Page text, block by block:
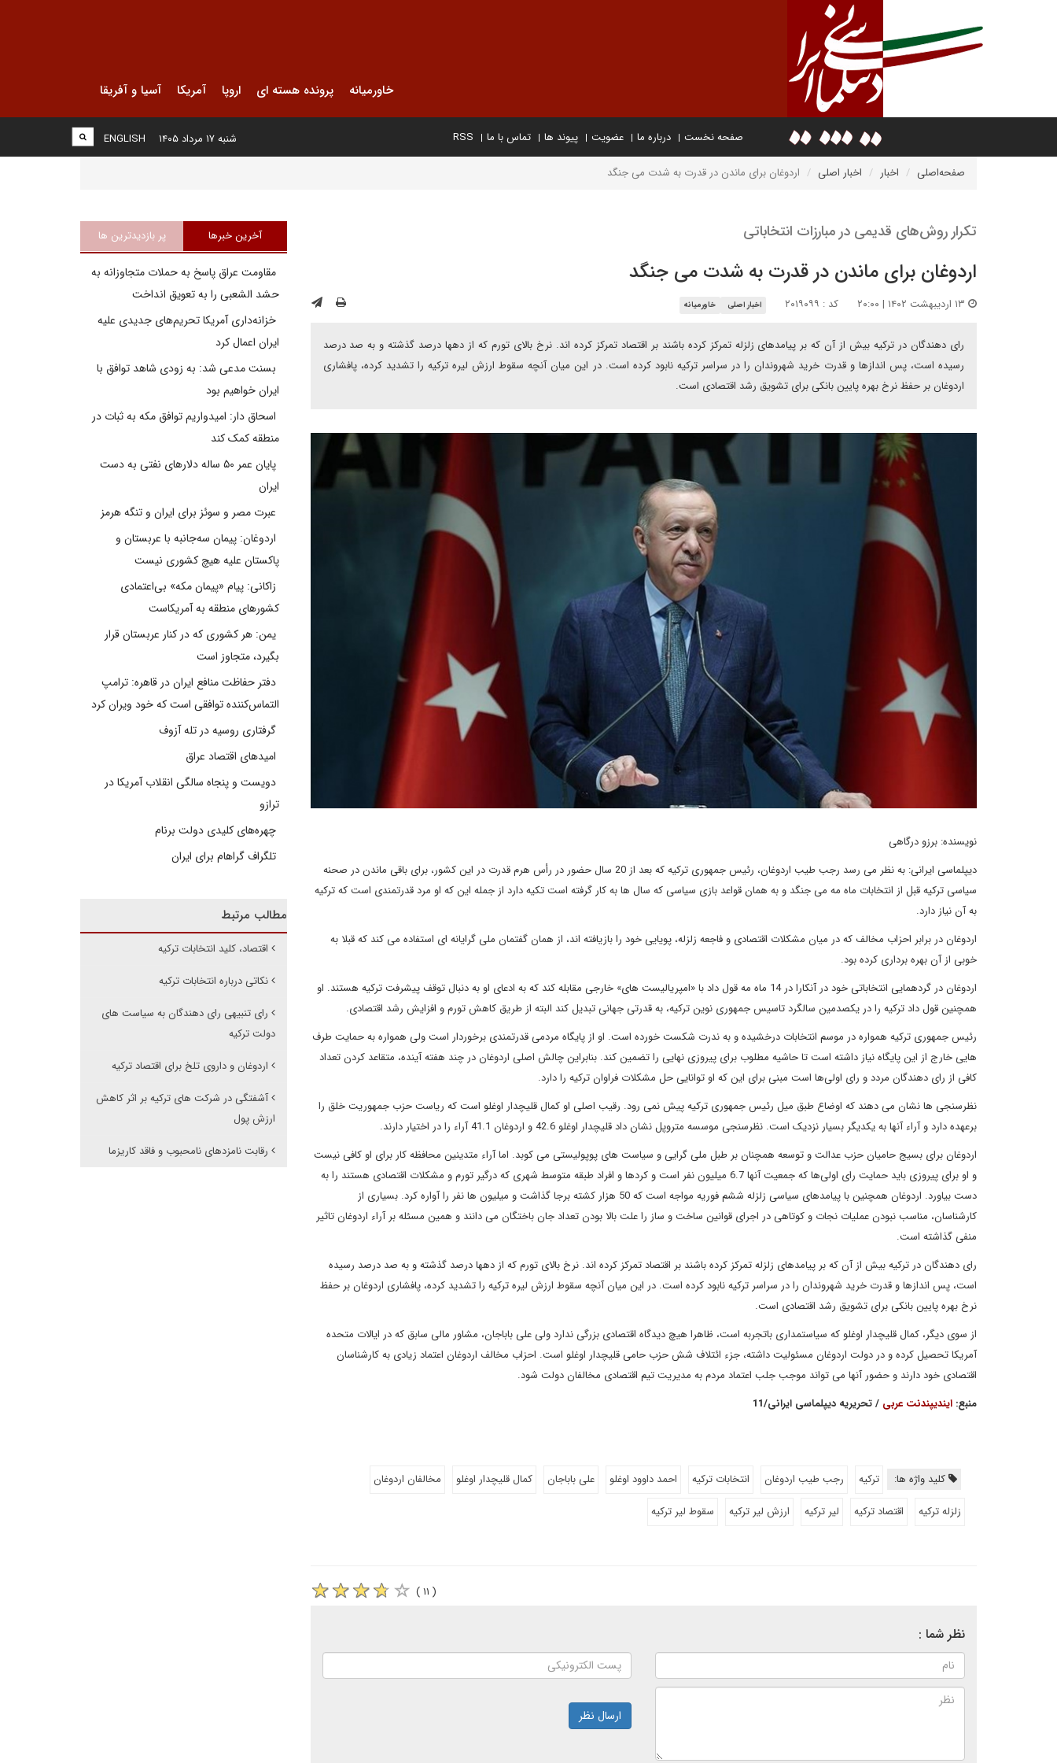
خاورمیانه پرونده هسته ای اروپا آمریکا آسیا و آفریقا
صفحه نخست درباره ما عضویت پیوند ها تماس با ما RSS
ENGLISH شنبه ۱۷ مرداد ۱۴۰۵
صفحه‌اصلی اخبار اخبار اصلی اردوغان برای ماندن در قدرت به شدت می جنگد
تکرار روش‌های قدیمی در مبارزات انتخاباتی
اردوغان برای ماندن در قدرت به شدت می جنگد
کد : ۲۰۱۹۰۹۹ اخبار اصلی خاورمیانه
رای دهندگان در ترکیه بیش از آن که بر پیامدهای زلزله تمرکز کرده باشند بر اقتصاد تمرکز کرده اند. نرخ بالای تورم که از دهها درصد گذشته و به صد درصد
رسیده است، پس اندازها و قدرت خرید شهروندان را در سراسر ترکیه نابود کرده است. در این میان آنچه سقوط ارزش لیره ترکیه را تشدید کرده، پافشاری
اردوغان بر حفظ نرخ بهره پایین بانکی برای تشویق رشد اقتصادی است.
نویسنده: برزو درگاهی
دیپلماسی ایرانی: به نظر می رسد رجب طیب اردوغان، رئیس جمهوری ترکیه که بعد از 20 سال حضور در رأس هرم قدرت در این کشور، برای باقی ماندن در صحنه
سیاسی ترکیه قبل از انتخابات ماه مه می جنگد و به همان قواعد بازی سیاسی که سال ها به کار گرفته است تکیه دارد از جمله این که او مرد قدرتمندی است که ترکیه
به آن نیاز دارد.
اردوغان در برابر احزاب مخالف که در میان مشکلات اقتصادی و فاجعه زلزله، پویایی خود را بازیافته اند، از همان گفتمان ملی گرایانه ای استفاده می کند که قبلا به
خوبی از آن بهره برداری کرده بود.
اردوغان در گردهمایی انتخاباتی خود در آنکارا در 14 ماه مه قول داد با «امپریالیست های» خارجی مقابله کند که به ادعای او به دنبال توقف پیشرفت ترکیه هستند. او
همچنین قول داد ترکیه را در یکصدمین سالگرد تاسیس جمهوری نوین ترکیه، به قدرتی جهانی تبدیل کند البته از طریق کاهش تورم و افزایش رشد اقتصادی.
رئیس جمهوری ترکیه همواره در موسم انتخابات درخشیده و به ندرت شکست خورده است. او از پایگاه مردمی قدرتمندی برخوردار است ولی همواره به حمایت طرف
هایی خارج از این پایگاه نیاز داشته است تا حاشیه مطلوب برای پیروزی نهایی را تضمین کند. بنابراین چالش اصلی اردوغان در چند هفته آینده، متقاعد کردن تعداد
کافی از رای دهندگان مردد و رای اولی‌ها است مبنی برای این که او توانایی حل مشکلات فراوان ترکیه را دارد.
نظرسنجی ها نشان می دهند که اوضاع طبق میل رئیس جمهوری ترکیه پیش نمی رود. رقیب اصلی او کمال قلیچدار اوغلو است که ریاست حزب جمهوریت خلق را
برعهده دارد و آراء آنها به یکدیگر بسیار نزدیک است. نظرسنجی موسسه متروپل نشان داد قلیچدار اوغلو 42.6 و اردوغان 41.1 آراء را در اختیار دارند.
اردوغان برای بسیج حامیان حزب عدالت و توسعه همچنان بر طبل ملی گرایی و سیاست های پوپولیستی می کوبد. اما آراء متدینین محافظه کار برای او کافی نیست
و او برای پیروزی باید حمایت رای اولی‌ها که جمعیت آنها 6.7 میلیون نفر است و کردها و افراد طبقه متوسط شهری که درگیر تورم و مشکلات اقتصادی هستند را به
دست بیاورد. اردوغان همچنین با پیامدهای سیاسی زلزله ششم فوریه مواجه است که 50 هزار کشته برجا گذاشت و میلیون ها نفر را آواره کرد. بسیاری از
کارشناسان، مناسب نبودن عملیات نجات و کوتاهی در اجرای قوانین ساخت و ساز را علت بالا بودن تعداد جان باختگان می دانند و همین مسئله بر آراء اردوغان تاثیر
منفی گذاشته است.
رای دهندگان در ترکیه بیش از آن که بر پیامدهای زلزله تمرکز کرده باشند بر اقتصاد تمرکز کرده اند. نرخ بالای تورم که از دهها درصد گذشته و به صد درصد رسیده
است، پس اندازها و قدرت خرید شهروندان را در سراسر ترکیه نابود کرده است. در این میان آنچه سقوط ارزش لیره ترکیه را تشدید کرده، پافشاری اردوغان بر حفظ
نرخ بهره پایین بانکی برای تشویق رشد اقتصادی است.
از سوی دیگر، کمال قلیچدار اوغلو که سیاستمداری باتجربه است، ظاهرا هیچ دیدگاه اقتصادی بزرگی ندارد ولی علی باباجان، مشاور مالی سابق که در ایالات متحده
آمریکا تحصیل کرده و در دولت اردوغان مسئولیت داشته، جزء ائتلاف شش حزب حامی قلیچدار اوغلو است. احزاب مخالف اردوغان اعتماد زیادی به کارشناسان
اقتصادی خود دارند و حضور آنها می تواند موجب جلب اعتماد مردم به مدیریت تیم اقتصادی مخالفان دولت شود.
منبع: ایندیپندنت عربی / تحریریه دیپلماسی ایرانی/11
کلید واژه ها: ترکیه رجب طیب اردوغان انتخابات ترکیه احمد داوود اوغلو علی باباجان کمال قلیچدار اوغلو
مخالفان اردوغان
زلزله ترکیه
اقتصاد ترکیه لیر ترکیه ارزش لیر ترکیه سقوط لیر ترکیه
( ۱۱ )
نظر شما :
ارسال نظر
آخرین خبرها پر بازدیدترین ها
مقاومت عراق پاسخ به حملات متجاوزانه به
حشد الشعبی را به تعویق انداخت
خزانه‌داری آمریکا تحریم‌های جدیدی علیه
ایران اعمال کرد
بسنت مدعی شد: به زودی شاهد توافق با
ایران خواهیم بود
اسحاق دار: امیدواریم توافق مکه به ثبات در
منطقه کمک کند
پایان عمر ۵۰ ساله دلارهای نفتی به دست
ایران
عبرت مصر و سوئز برای ایران و تنگه هرمز
اردوغان: پیمان سه‌جانبه با عربستان و
پاکستان علیه هیچ کشوری نیست
زاکانی: پیام «پیمان مکه» بی‌اعتمادی
کشورهای منطقه به آمریکاست
یمن: هر کشوری که در کنار عربستان قرار
بگیرد، متجاوز است
دفتر حفاظت منافع ایران در قاهره: ترامپ
التماس‌کننده توافقی است که خود ویران کرد
گرفتاری روسیه در تله آزوف
امیدهای اقتصاد عراق
دویست و پنجاه سالگی انقلاب آمریکا در
ترازو
چهره‌های کلیدی دولت برنام
تلگراف گراهام برای ایران
مطالب مرتبط
اقتصاد، کلید انتخابات ترکیه
نکاتی درباره انتخابات ترکیه
رای تنبیهی رای دهندگان به سیاست های
دولت ترکیه
اردوغان و داروی تلخ برای اقتصاد ترکیه
آشفتگی در شرکت های ترکیه بر اثر کاهش
ارزش پول
رقابت نامزدهای نامحبوب و فاقد کاریزما